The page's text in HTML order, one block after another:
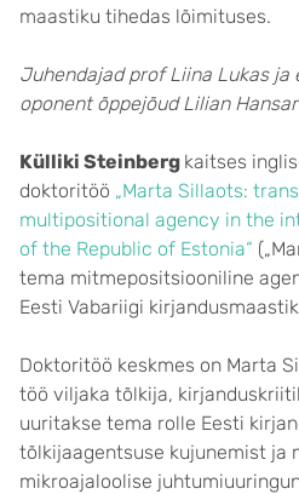
maastiku tihedas lõimituses.
Juhendajad prof Liina Lukas
oponent õppejõud Lilian
Külliki Steinberg kaitses
doktoritöö „Marta Sillaots:
multipositional agency in the
of the Republic of Estonia“
tema mitmepositsiooniline
Eesti Vabariigi
Doktoritöö keskmes on Marta
töö viljaka tõlkija,
uuritakse tema rolle Eesti
tõlkijaagentsuse kujunemist ja
mikroajaloolise